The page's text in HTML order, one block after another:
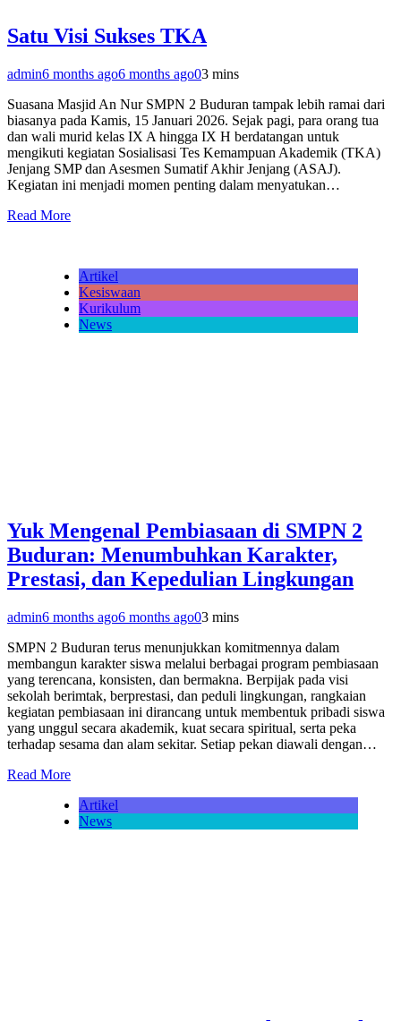
Satu Visi Sukses TKA
admin6 months ago6 months ago03 mins
Suasana Masjid An Nur SMPN 2 Buduran tampak lebih ramai dari
biasanya pada Kamis, 15 Januari 2026. Sejak pagi, para orang tua
dan wali murid kelas IX A hingga IX H berdatangan untuk
mengikuti kegiatan Sosialisasi Tes Kemampuan Akademik (TKA)
Jenjang SMP dan Asesmen Sumatif Akhir Jenjang (ASAJ).
Kegiatan ini menjadi momen penting dalam menyatukan…
Read More
Artikel
Kesiswaan
Kurikulum
News
Yuk Mengenal Pembiasaan di SMPN 2
Buduran: Menumbuhkan Karakter,
Prestasi, dan Kepedulian Lingkungan
admin6 months ago6 months ago03 mins
SMPN 2 Buduran terus menunjukkan komitmennya dalam
membangun karakter siswa melalui berbagai program pembiasaan
yang terencana, konsisten, dan bermakna. Berpijak pada visi
sekolah berimtak, berprestasi, dan peduli lingkungan, rangkaian
kegiatan pembiasaan ini dirancang untuk membentuk pribadi siswa
yang unggul secara akademik, kuat secara spiritual, serta peka
terhadap sesama dan alam sekitar. Setiap pekan diawali dengan…
Read More
Artikel
News